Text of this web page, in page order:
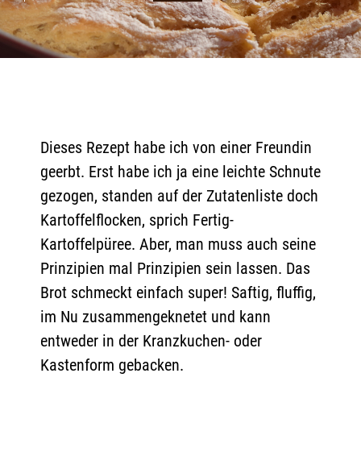
Dieses Rezept habe ich von einer Freundin
geerbt. Erst habe ich ja eine leichte Schnute
gezogen, standen auf der Zutatenliste doch
Kartoffelflocken, sprich Fertig-
Kartoffelpüree. Aber, man muss auch seine
Prinzipien mal Prinzipien sein lassen. Das
Brot schmeckt einfach super! Saftig, fluffig,
im Nu zusammengeknetet und kann
entweder in der Kranzkuchen- oder
Kastenform gebacken.